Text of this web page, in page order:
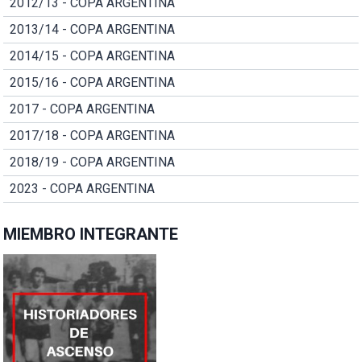
2013/14 - COPA ARGENTINA
2014/15 - COPA ARGENTINA
2015/16 - COPA ARGENTINA
2017 - COPA ARGENTINA
2017/18 - COPA ARGENTINA
2018/19 - COPA ARGENTINA
2023 - COPA ARGENTINA
MIEMBRO INTEGRANTE